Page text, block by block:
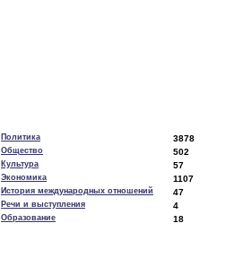
Политика 3878
Общество 502
Культура 57
Экономика 1107
История международных отношений 47
Речи и выступления 4
Образование 18